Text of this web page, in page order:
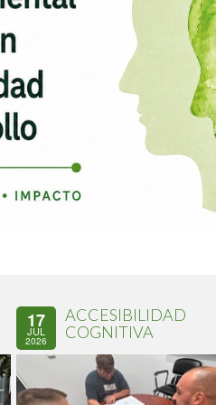
17
JUL
2026
ACCESIBILIDAD
COGNITIVA